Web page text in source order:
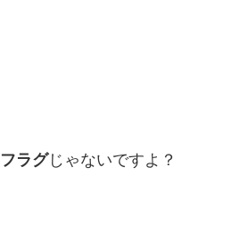
フラグじゃないですよ？